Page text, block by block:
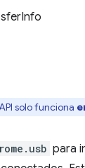
solo funciona
para